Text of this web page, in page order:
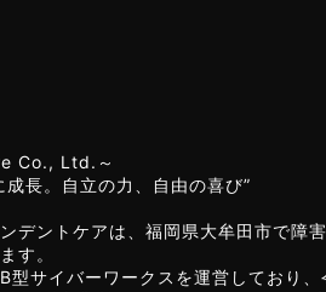
Co., Ltd.～
成長。自立の力、自由の喜び”
デントケアは、福岡県大牟田市で障
す。
型サイバーワークスを運営しており、